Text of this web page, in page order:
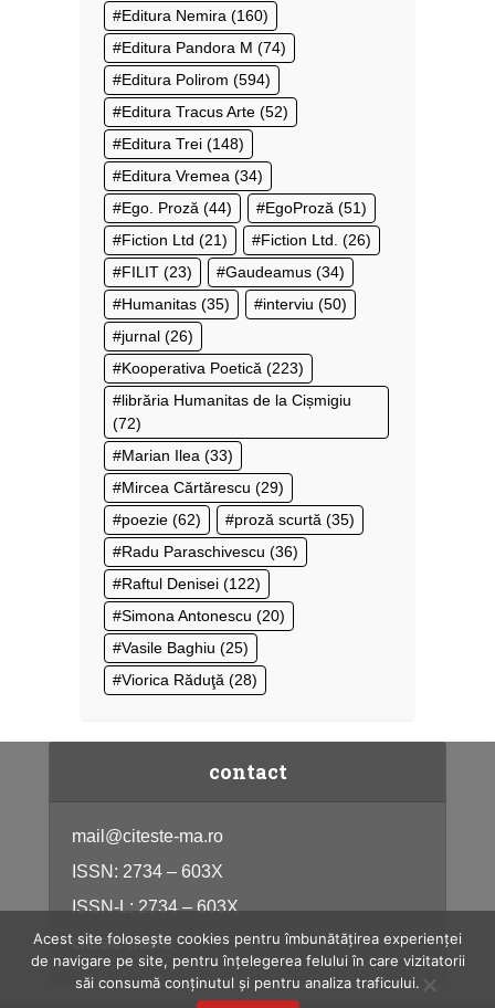
Editura Nemira (160)
Editura Pandora M (74)
Editura Polirom (594)
Editura Tracus Arte (52)
Editura Trei (148)
Editura Vremea (34)
Ego. Proză (44) EgoProză (51)
Fiction Ltd (21) Fiction Ltd. (26)
FILIT (23) Gaudeamus (34)
Humanitas (35) interviu (50)
jurnal (26)
Kooperativa Poetică (223)
librăria Humanitas de la Cișmigiu
(72)
Marian Ilea (33)
Mircea Cărtărescu (29)
poezie (62) proză scurtă (35)
Radu Paraschivescu (36)
Raftul Denisei (122)
Simona Antonescu (20)
Vasile Baghiu (25)
Viorica Răduţă (28)
contact
mail@citeste-ma.ro
ISSN: 2734 – 603X
ISSN-L: 2734 – 603X
citeste-ma.ro
Acest site folosește cookies pentru îmbunătățirea experienței
de navigare pe site, pentru înțelegerea felului în care vizitatorii
săi consumă conținutul și pentru analiza traficului.